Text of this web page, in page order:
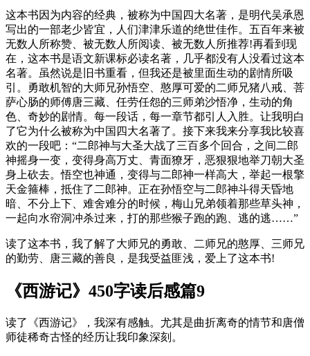
这本书因为内容的经典，被称为中国四大名著，是明代吴承恩
写出的一部老少皆宜，人们津津乐道的绝世佳作。五百年来被
无数人所称赞、被无数人所阅读、被无数人所推荐!再看到现
在，这本书是语文新课标必读名著，几乎都没有人没看过这本
名著。
虽然说是旧书重看，但我还是被里面生动的剧情所吸
引。勇敢机智的大师兄孙悟空、憨厚可爱的二师兄猪八戒、菩
萨心肠的师傅唐三藏、任劳任怨的三师弟沙悟净，生动的角
色、奇妙的剧情。每一段话，每一章节都引人入胜。让我明白
了它为什么被称为中国四大名著了。 接下来我来分享我比较喜
欢的一段吧：“二郎神与大圣大战了三百多个回合，之间二郎
神摇身一变，变得身高万丈、青面獠牙，恶狠狠地举刀朝大圣
身上砍去。悟空也神通，变得与二郎神一样高大，举起一根擎
天金箍棒，抵住了二郎神。正在孙悟空与二郎神斗得天昏地
暗、不分上下、难舍难分的时候，梅山兄弟领着那些草头神，
一起向水帘洞冲杀过来，打的那些猴子跑的跑、逃的逃……”
读了这本书，我了解了大师兄的勇敢、二师兄的憨厚、三师兄
的勤劳、唐三藏的善良，是我受益匪浅，爱上了这本书!
《西游记》450字读后感篇9
读了《西游记》，我深有感触。尤其是曲折离奇的情节和唐僧
师徒稀奇古怪的经历让我印象深刻。